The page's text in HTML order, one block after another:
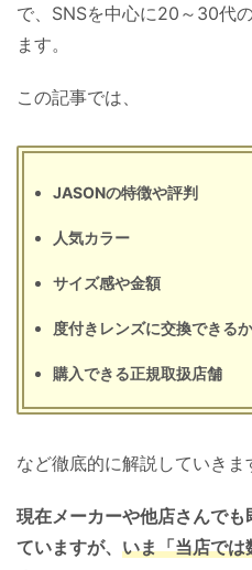
で、SNSを中心に20～30代
ます。
この記事では、
JASONの特徴や評判
人気カラー
サイズ感や金額
度付きレンズに交換できるか
購入できる正規取扱店舗
など徹底的に解説していきま
現在メーカーや他店さんで
ていますが、 いま「当店では